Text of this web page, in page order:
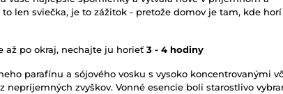
len sviečka, je to zážitok - pretože domov je tam, kde horí
až po okraj, nechajte ju horieť 3 - 4 hodiny
parafínu a sójového vosku s vysoko koncentrovanými
nepríjemných zvyškov. Vonné esencie boli starostlivo